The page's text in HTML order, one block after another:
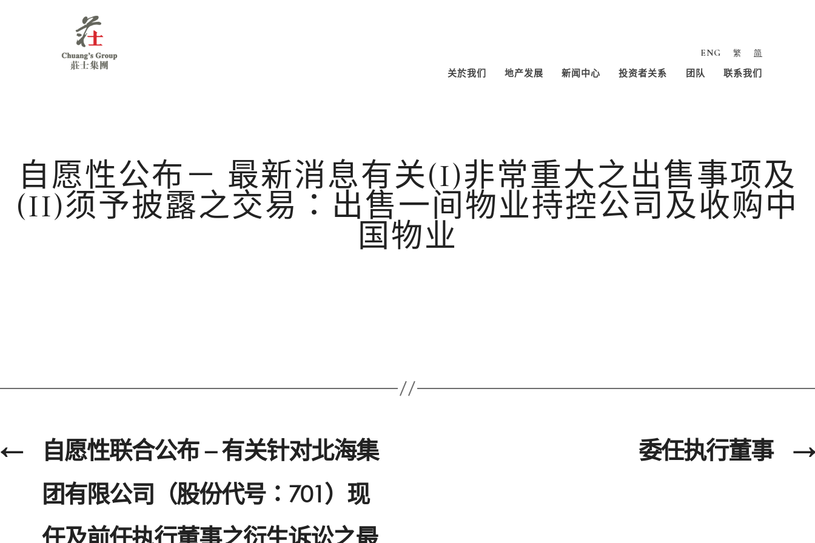
ENG 繁 简
关於我们 地产发展 新闻中心 投资者关系 团队 联系我们
自愿性公布－ 最新消息有关(I)非常重大之出售事项及
(II)须予披露之交易：出售一间物业持控公司及收购中
国物业
←
自愿性联合公布 – 有关针对北海集
团有限公司（股份代号∶701）现
任及前任执行董事之衍生诉讼之最
→
委任执行董事